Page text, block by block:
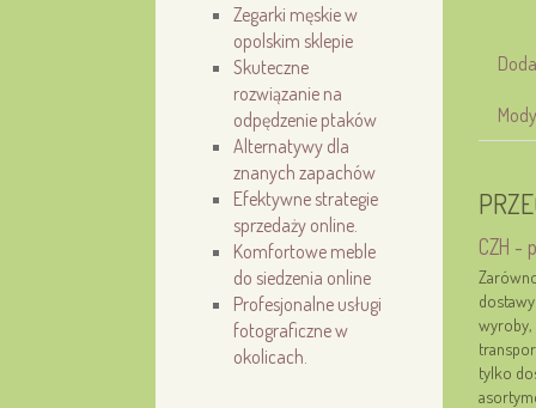
Zegarki męskie w
opolskim sklepie
Skuteczne
rozwiązanie na
odpędzenie ptaków
Alternatywy dla
znanych zapachów
Efektywne strategie
sprzedaży online.
Komfortowe meble
do siedzenia online
Profesjonalne usługi
fotograficzne w
okolicach.
CZH -
wyroby,
tylko